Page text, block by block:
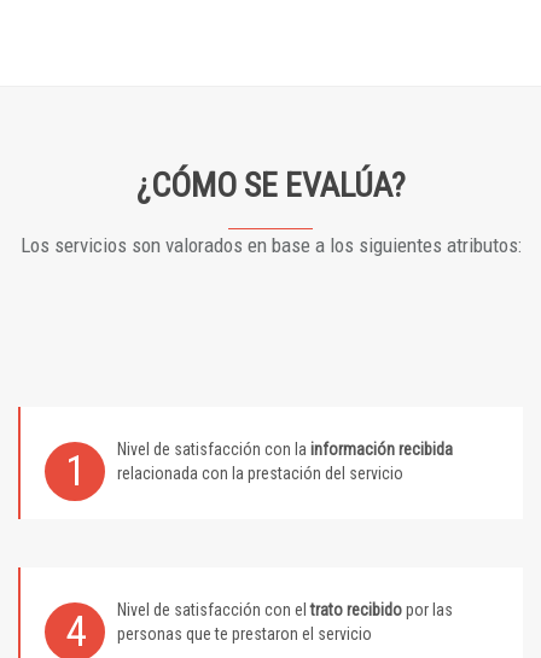
¿CÓMO SE EVALÚA?
Los servicios son valorados en base a los siguientes atributos:
1 Nivel de satisfacción con la información recibida
relacionada con la prestación del servicio
4 Nivel de satisfacción con eltrato recibidopor las
personas que te prestaron el servicio